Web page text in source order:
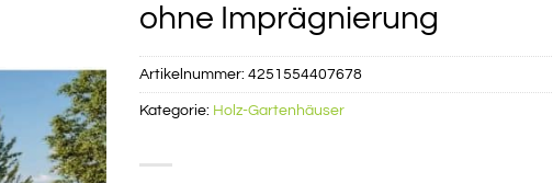
ohne Imprägnierung
Artikelnummer: 4251554407678
Kategorie: Holz-Gartenhäuser